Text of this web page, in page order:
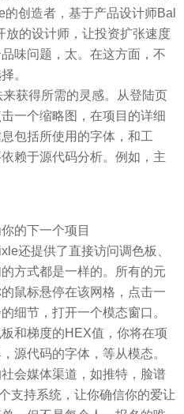
创造者，基于产品设计师Bal
放的设计师，让投资扩张速度
味问题，太。在这方面，不
。
获得所需的灵感。从登陆页
一个缩略图，在项目的详细
包括所使用的字体，和工
赖于源代码分析。例如，主
的下一个项目
还提供了直接访问调色板、
方式都是一样的。所有的元
鼠标悬停在该网格，点击一
细节，打开一个模态窗口。
和梯度的HEX值，你将在项
源代码的字体，等从模态。
会媒体渠道，如推特，脸谱
支持系统，让你确信你的爱让